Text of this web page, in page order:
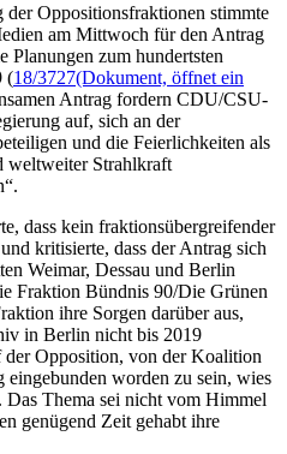
Oppositionsfraktionen stimmte
am Mittwoch für den Antrag
Planungen zum hundertsten
(18/3727(Dokument, öffnet ein
Antrag fordern CDU/CSU-
auf, sich an der
und die Feierlichkeiten als
weltweiter Strahlkraft
dass kein fraktionsübergreifender
kritisierte, dass der Antrag sich
Weimar, Dessau und Berlin
Fraktion Bündnis 90/Die Grünen
ihre Sorgen darüber aus,
in Berlin nicht bis 2019
Opposition, von der Koalition
worden zu sein, wies
Thema sei nicht vom Himmel
genügend Zeit gehabt ihre